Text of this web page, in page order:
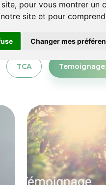
pour vous montrer un
site et pour
Changer mes
TCA